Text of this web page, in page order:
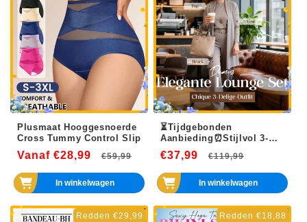
Plusmaat Hooggesnoerde
Cross Tummy Control Slip
Vanaf €28,99
Normale
prijs
€59,99 Aanbiedingsprijs
In winkelwagen
⏳Tijdgebonden
Aanbieding⏰Stijlvol 3-
deligs setje met lang
cardigan, top en broek💞
€37,99
Normale
prijs
€119,99
In winkelwagen
Redden €29,99 Redden €18,88